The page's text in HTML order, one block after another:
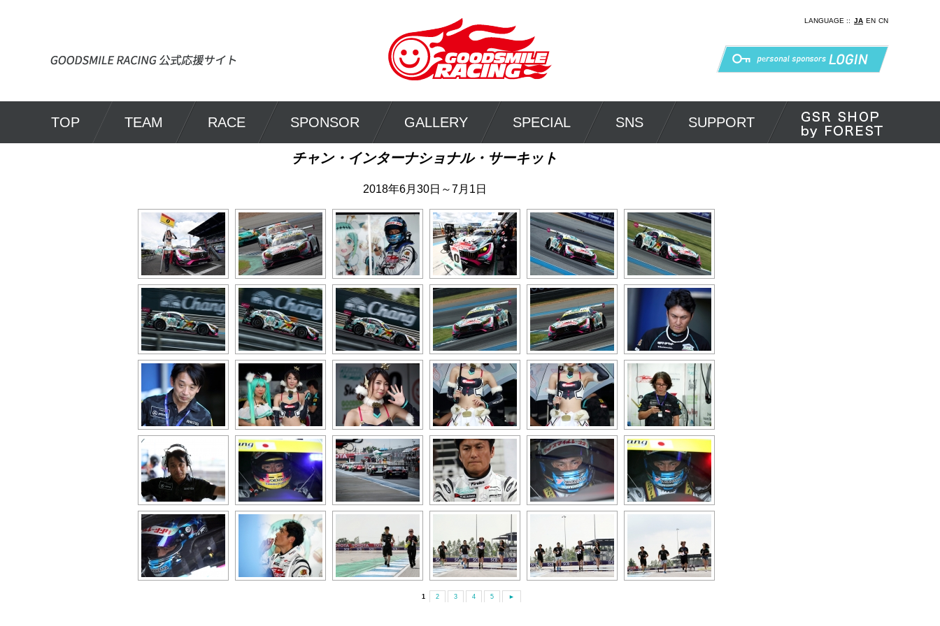
LANGUAGE :: JA EN CN
TOP TEAM RACE SPONSOR GALLERY SPECIAL SNS SUPPORT
チャン・インターナショナル・サーキット
2018年6月30日～7月1日
1 2 3 4 5 ►